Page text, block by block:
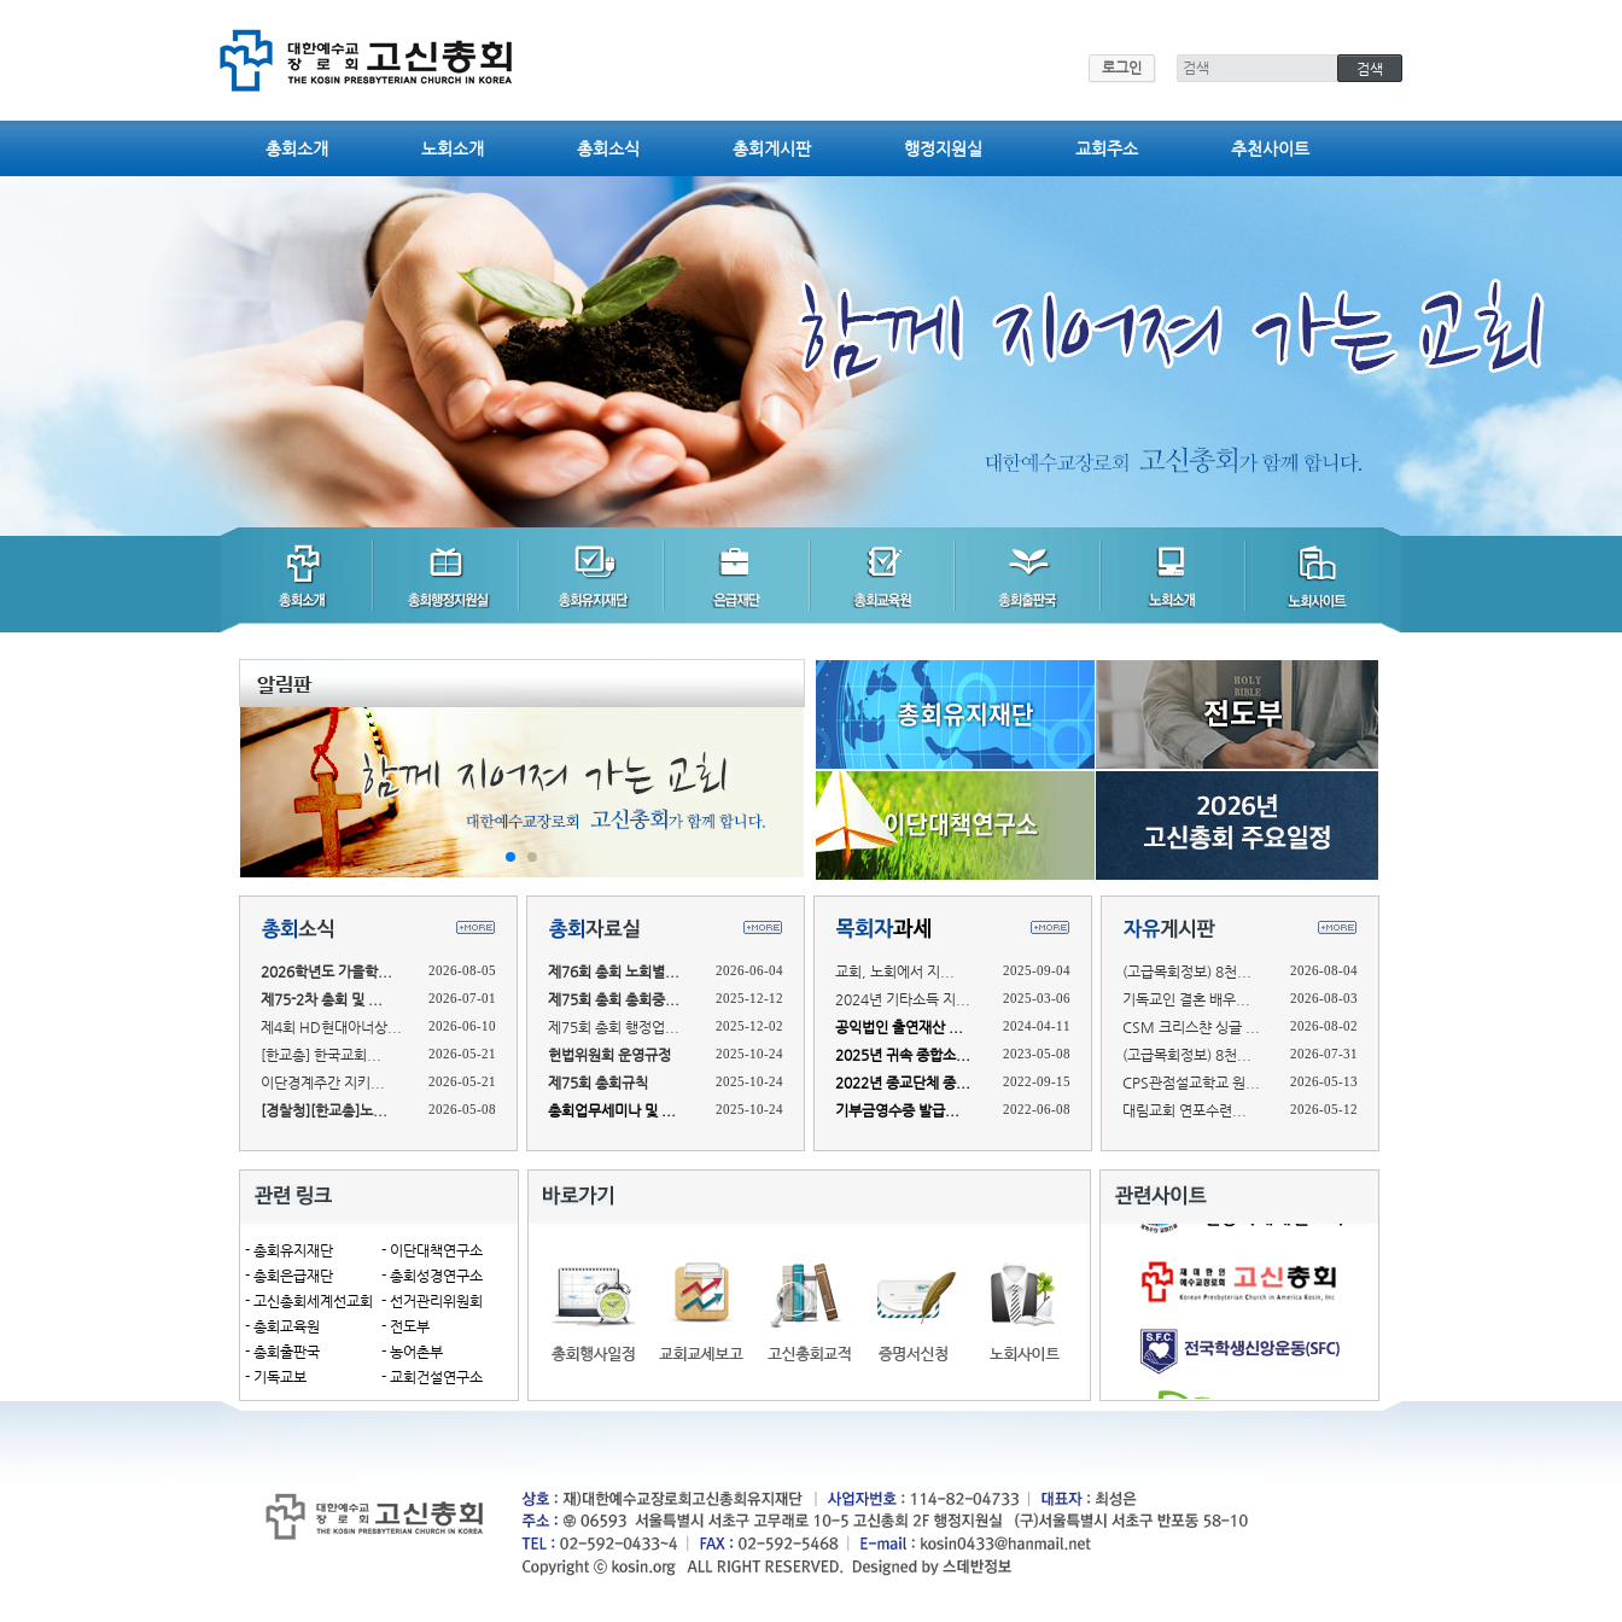
로그인
총회소개 노회소개 총회소식 총회게시판 행정지원실 교회주소 추천사이트
2026학년도 가을학... 2026-08-05
제75-2차 총회 및 ... 2026-07-01
제4회 HD현대아너상... 2026-06-10
[한교총] 한국교회... 2026-05-21
이단경계주간 지키... 2026-05-21
[경찰청][한교총]노... 2026-05-08
제76회 총회 노회별... 2026-06-04
제75회 총회 총회중... 2025-12-12
제75회 총회 행정업... 2025-12-02
헌법위원회 운영규정 2025-10-24
제75회 총회규칙 2025-10-24
총회업무세미나 및 ... 2025-10-24
교회, 노회에서 지... 2025-09-04
2024년 기타소득 지... 2025-03-06
공익법인 출연재산 ... 2024-04-11
2025년 귀속 종합소... 2023-05-08
2022년 종교단체 종... 2022-09-15
기부금영수증 발급... 2022-06-08
(고급목회정보) 8천... 2026-08-04
기독교인 결혼 배우... 2026-08-03
CSM 크리스챤 싱글 ... 2026-08-02
(고급목회정보) 8천... 2026-07-31
CPS관점설교학교 원... 2026-05-13
대림교회 연포수련... 2026-05-12
- 총회유지재단
- 총회은급재단
- 고신총회세계선교회
- 총회교육원
- 총회출판국
- 기독교보
- 이단대책연구소
- 총회성경연구소
- 선거관리위원회
- 전도부
- 농어촌부
- 교회건설연구소